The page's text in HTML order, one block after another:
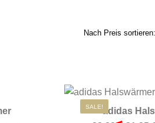
auf. Die Optionen können auf
SALE!
adidas